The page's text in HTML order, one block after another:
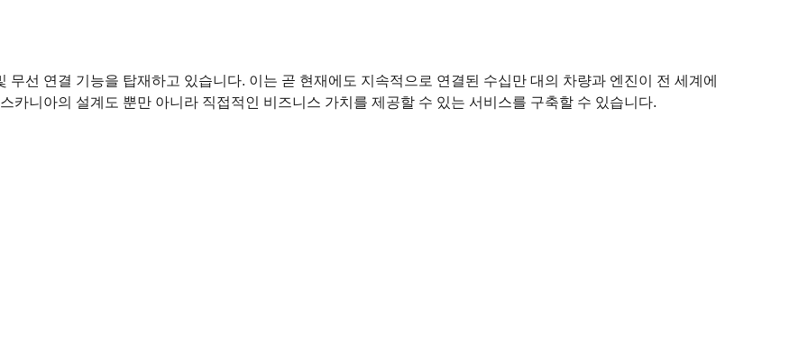
선 연결 기능을 탑재하고 있습니다. 이는 곧 현재에도 지속적으로 연결된 수십만 대의 차량과 엔진이 전 세계에
카니아의 설계도 뿐만 아니라 직접적인 비즈니스 가치를 제공할 수 있는 서비스를 구축할 수 있습니다.